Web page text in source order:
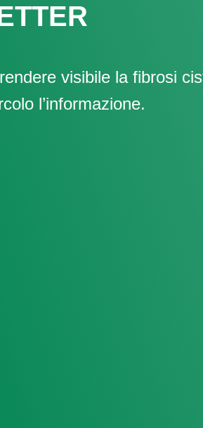
visibile la fibrosi
l’informazione.